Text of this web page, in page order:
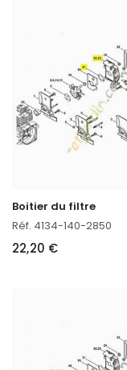
Boitier du filtre
Réf. 4134-140-2850
22,20 €